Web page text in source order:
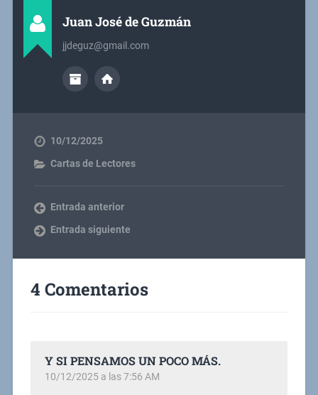
Juan José de Guzmán
jjdeguz@gmail.com
10/12/2025
Cartas de Lectores
Entrada anterior
Entrada siguiente
4 Comentarios
Y SI PENSAMOS UN POCO MÁS.
10/12/2025 a las 7:56 AM